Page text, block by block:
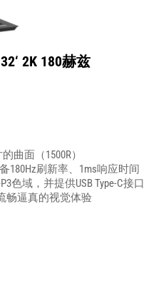
2K 180赫兹
曲面（1500R）
180Hz刷新率、1ms响应时间
色域，并提供USB Type-C接口
畅逼真的视觉体验